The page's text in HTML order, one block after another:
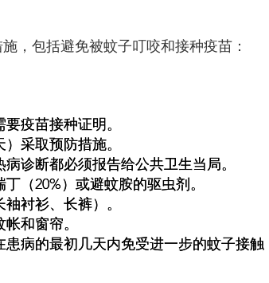
，包括避免被蚊子叮咬和接种疫苗：
疫苗接种证明。
采取预防措施。
诊断都必须报告给公共卫生当局。
（20%）或避蚊胺的驱虫剂。
衬衫、长裤）。
和窗帘。
病的最初几天内免受进一步的蚊子接触